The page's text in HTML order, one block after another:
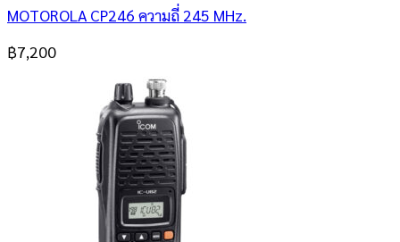
MOTOROLA CP246 ความถี่ 245 MHz.
฿7,200